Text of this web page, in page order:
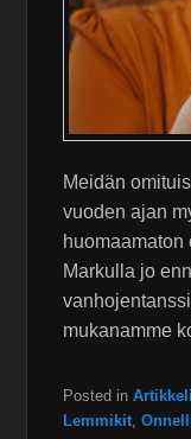
Meidän
vuoden ajan
Markulla jo
mukanamme
Posted in
Lemmikit,